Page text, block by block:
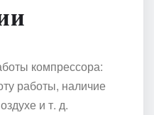
компрессора:
работы, наличие
и т. д.